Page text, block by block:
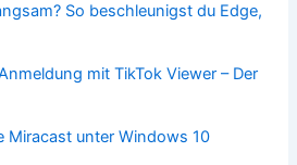
So beschleunigst du Edge,
mit TikTok Viewer – Der
Miracast unter Windows 10